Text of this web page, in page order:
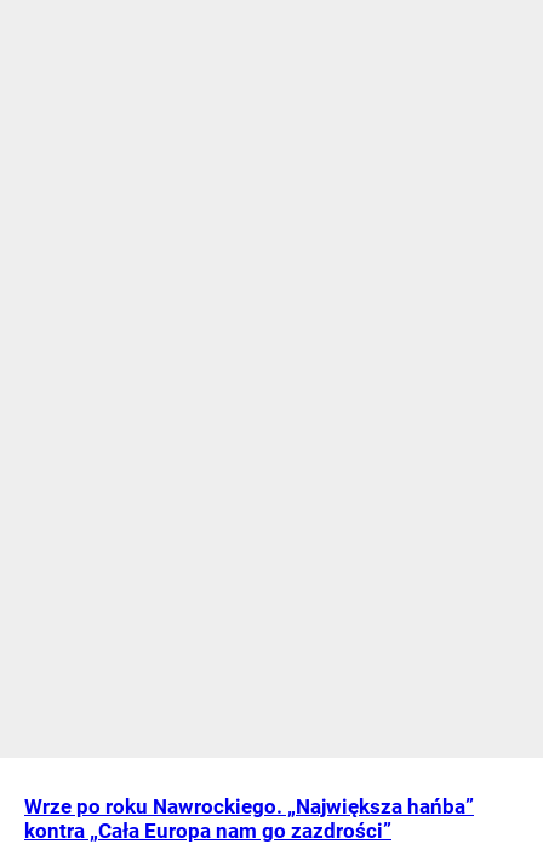
Wrze po roku Nawrockiego. „Największa hańba”
kontra „Cała Europa nam go zazdrości”